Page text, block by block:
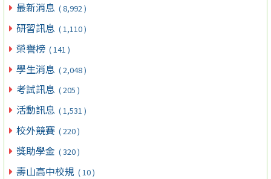
最新消息 ( 8,992 )
研習訊息 ( 1,110 )
榮譽榜 ( 141 )
學生消息 ( 2,048 )
考試訊息 ( 205 )
活動訊息 ( 1,531 )
校外競賽 ( 220 )
獎助學金 ( 320 )
壽山高中校規 ( 10 )